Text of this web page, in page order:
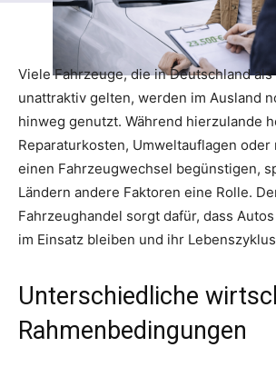
Viele Fahrzeuge, die in Deutschland
unattraktiv gelten, werden im Ausland
hinweg genutzt. Während hierzulande
Reparaturkosten, Umweltauflagen oder
einen Fahrzeugwechsel begünstigen,
Ländern andere Faktoren eine Rolle.
Fahrzeughandel sorgt dafür, dass
im Einsatz bleiben und ihr
Unterschiedliche
Rahmenbedingungen